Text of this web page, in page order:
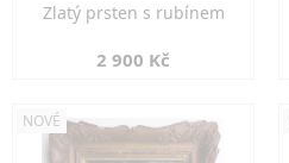
Zlatý prsten s rubínem
2 900 Kč
NOVÉ